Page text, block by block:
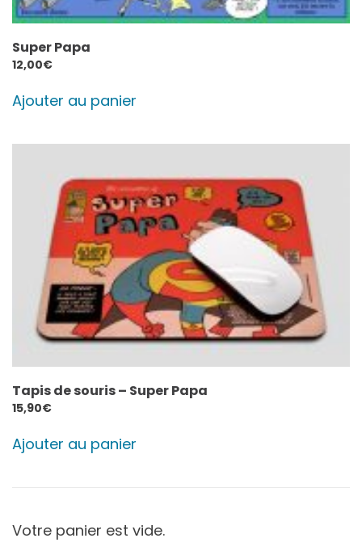
Super Papa
12,00€
Ajouter au panier
Tapis de souris – Super Papa
15,90€
Ajouter au panier
Votre panier est vide.